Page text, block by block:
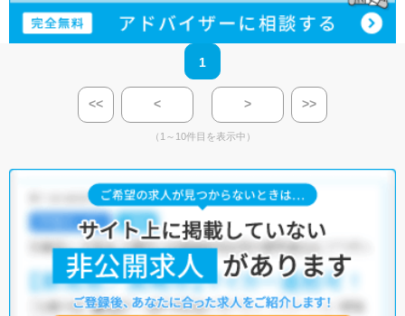
1
<< < > >>
（1～10件目を表示中）